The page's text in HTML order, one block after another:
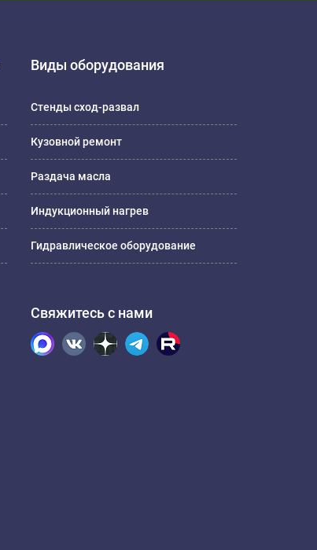
Виды оборудования
Стенды сход-развал
Кузовной ремонт
Раздача масла
Индукционный нагрев
Гидравлическое оборудование
Свяжитесь с нами